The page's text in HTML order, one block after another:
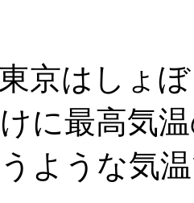
京はしょ
に最高気
ような気